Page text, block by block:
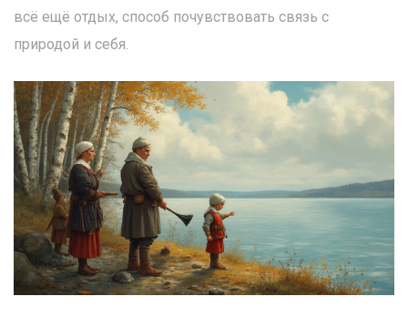
всё ещё отдых, способ почувствовать связь с
природой и себя.